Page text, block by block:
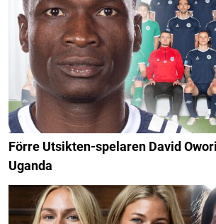
Förre Utsikten-spelaren David
Uganda